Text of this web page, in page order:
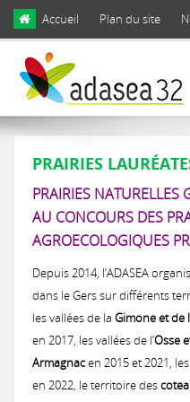
Skip to main content
Accueil Plan du site
Qui sommes
Domaines d'activités
Notre équipe
Notre engagement
Notre gouvernance
Natura 2000
et biodiversité
Biodiversité
Les facettes de la biodiversité
LIFE Coteaux Gascons
Agro
écologie
PRAIRIES
PRAIRIES NATURELLES
AU CONCOURS DES
AGROECOLOGIQUES
Depuis 2014, l’ADASEA
dans le Gers sur différents
les vallées de la Gimone et de
en 2017, les vallées de l’Osse
Armagnacen 2015 et 2021,
en 2022, le territoire des